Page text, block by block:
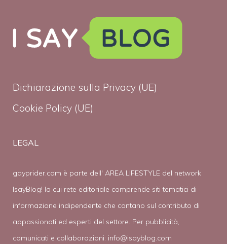
Dichiarazione sulla Privacy (UE)
Cookie Policy (UE)
LEGAL
gayprider.com è parte dell' AREA LIFESTYLE del network
IsayBlog! la cui rete editoriale comprende siti tematici di
informazione indipendente che contano sul contributo di
appassionati ed esperti del settore. Per pubblicità,
comunicati e collaborazioni: info@isayblog.com